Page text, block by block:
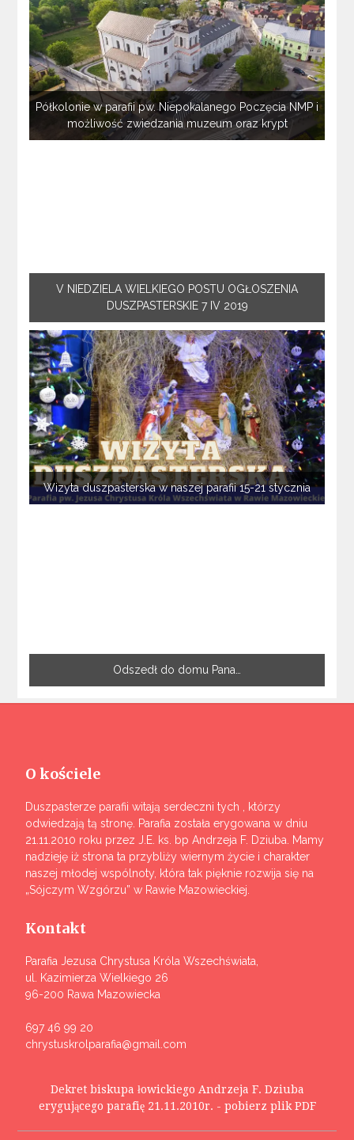
Półkolonie w parafii pw. Niepokalanego Poczęcia NMP i
możliwość zwiedzania muzeum oraz krypt
V NIEDZIELA WIELKIEGO POSTU OGŁOSZENIA
DUSZPASTERSKIE 7 IV 2019
Wizyta duszpasterska w naszej parafii 15-21 stycznia
Odszedł do domu Pana…
O kościele
Duszpasterze parafii witają serdeczni tych , którzy
odwiedzają tą stronę. Parafia została erygowana w dniu
21.11.2010 roku przez J.E. ks. bp Andrzeja F. Dziuba. Mamy
nadzieję iż strona ta przybliży wiernym życie i charakter
naszej młodej wspólnoty, która tak pięknie rozwija się na
„Sójczym Wzgórzu” w Rawie Mazowieckiej.
Kontakt
Parafia Jezusa Chrystusa Króla Wszechświata,
ul. Kazimierza Wielkiego 26
96-200 Rawa Mazowiecka
697 46 99 20
chrystuskrolparafia@gmail.com
Dekret biskupa łowickiego Andrzeja F. Dziuba
erygującego parafię 21.11.2010r. - pobierz plik PDF